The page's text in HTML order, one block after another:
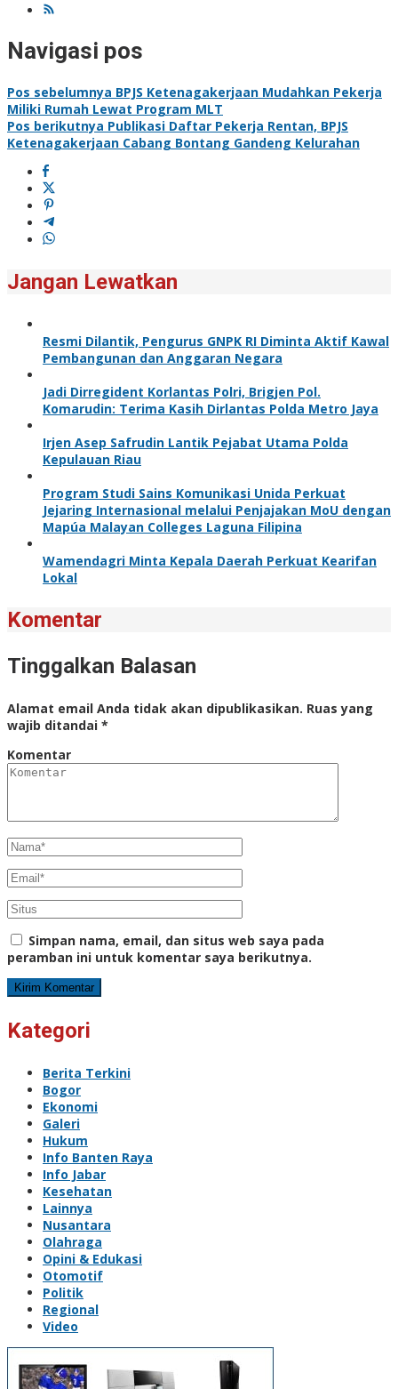
Navigasi pos
Pos sebelumnya BPJS Ketenagakerjaan Mudahkan Pekerja
Miliki Rumah Lewat Program MLT
Pos berikutnya Publikasi Daftar Pekerja Rentan, BPJS
Ketenagakerjaan Cabang Bontang Gandeng Kelurahan
Jangan Lewatkan
Resmi Dilantik, Pengurus GNPK RI Diminta Aktif Kawal
Pembangunan dan Anggaran Negara
Jadi Dirregident Korlantas Polri, Brigjen Pol.
Komarudin: Terima Kasih Dirlantas Polda Metro Jaya
Irjen Asep Safrudin Lantik Pejabat Utama Polda
Kepulauan Riau
Program Studi Sains Komunikasi Unida Perkuat
Jejaring Internasional melalui Penjajakan MoU dengan
Mapúa Malayan Colleges Laguna Filipina
Wamendagri Minta Kepala Daerah Perkuat Kearifan
Lokal
Komentar
Tinggalkan Balasan
Alamat email Anda tidak akan dipublikasikan. Ruas yang
wajib ditandai *
Komentar
Simpan nama, email, dan situs web saya pada
peramban ini untuk komentar saya berikutnya.
Kategori
Berita Terkini
Bogor
Ekonomi
Galeri
Hukum
Info Banten Raya
Info Jabar
Kesehatan
Lainnya
Nusantara
Olahraga
Opini & Edukasi
Otomotif
Politik
Regional
Video